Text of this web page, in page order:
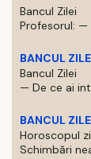
Bancul Zilei
Profesorul: —
BANCUL
Bancul Zilei
— De ce ai
BANCUL
Horoscopul
Schimbări